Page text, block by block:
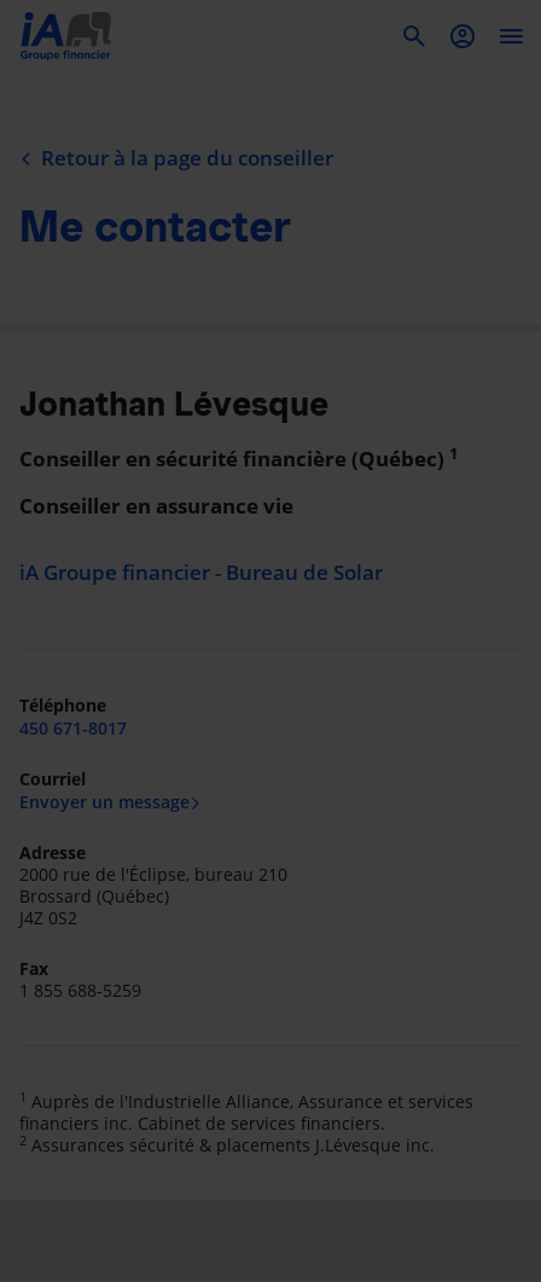
Retour à la page du conseiller
Me contacter
Jonathan Lévesque
Conseiller en sécurité financière (Québec) 1
Conseiller en assurance vie
iA Groupe financier - Bureau de Solar
Téléphone
450 671-8017
Courriel
Envoyer un message
Adresse
2000 rue de l'Éclipse, bureau 210
Brossard (Québec)
J4Z 0S2
Fax
1 855 688-5259
1 Auprès de l'Industrielle Alliance, Assurance et services
financiers inc. Cabinet de services financiers.
2 Assurances sécurité & placements J.Lévesque inc.